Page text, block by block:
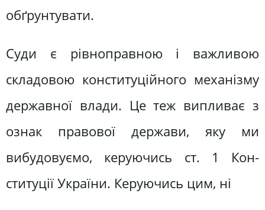
обґрунтувати.
Суди є рівноправною і важливою
складовою конституційного механіз­му
державної влади. Це теж випливає з
ознак правової держави, яку ми
вибудовуємо, керуючись ст. 1 Кон­
ституції України. Керуючись цим, ні